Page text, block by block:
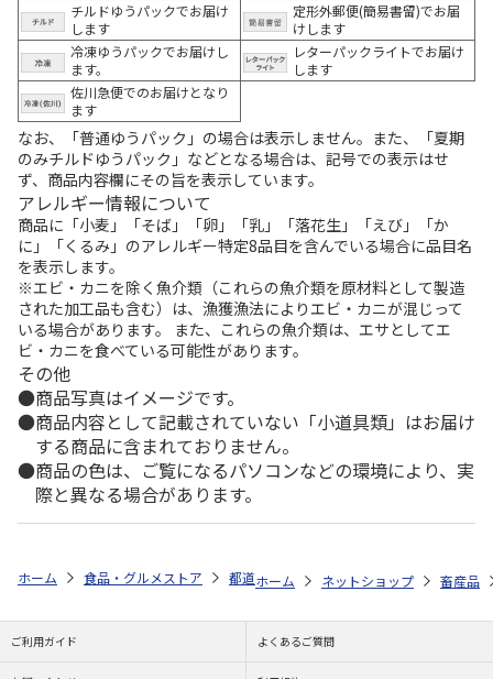
チルドゆうパックでお届け
します
定形外郵便(簡易書留)でお届
けします
冷凍ゆうパックでお届けし
ます。
レターパックライトでお届け
します
佐川急便でのお届けとなり
ます
なお、「普通ゆうパック」の場合は表示しません。また、「夏期
のみチルドゆうパック」などとなる場合は、記号での表示はせ
ず、商品内容欄にその旨を表示しています。
アレルギー情報について
商品に「小麦」「そば」「卵」「乳」「落花生」「えび」「か
に」「くるみ」のアレルギー特定8品目を含んでいる場合に品目名
を表示します。
※エビ・カニを除く魚介類（これらの魚介類を原材料として製造
された加工品も含む）は、漁獲漁法によりエビ・カニが混じって
いる場合があります。 また、これらの魚介類は、エサとしてエ
ビ・カニを食べている可能性があります。
その他
商品写真はイメージです。
商品内容として記載されていない「小道具類」はお届け
する商品に含まれておりません。
商品の色は、ご覧になるパソコンなどの環境により、実
際と異なる場合があります。
ホーム 食品・グルメストア 都道府県から探す 北海道 農家のベ
ホーム ネットショップ 畜産品
ご利用ガイド よくあるご質問